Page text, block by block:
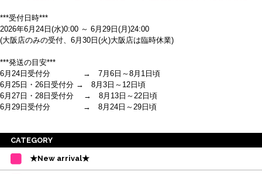
***受付日時***
2026年6月24日(水)0:00 ～ 6月29日(月)24:00
(大阪店のみの受付、6月30日(火)大阪店は臨時休業)
***発送の目安***
6月24日受付分 → 7月6日～8月1日頃
6月25日・26日受付分 → 8月3日～12日頃
6月27日・28日受付分 → 8月13日～22日頃
6月29日受付分 → 8月24日～29日頃
※ご注意
間を目安として下さい。
CATEGORY
★New arrival★